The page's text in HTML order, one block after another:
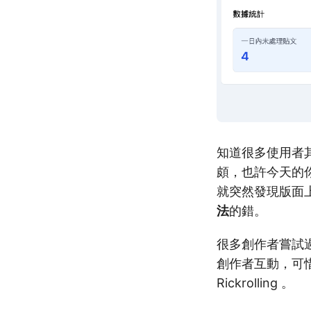
知道很多使用者
頗，也許今天的
就突然發現版面
法的錯。
很多創作者嘗試
創作者互動，可
Rickrolling 。